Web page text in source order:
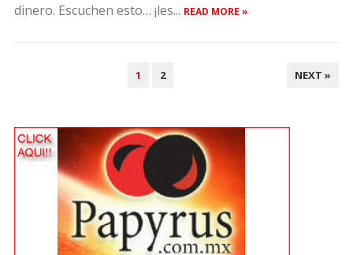
dinero. Escuchen esto… ¡les... READ MORE »
1 2 NEXT »